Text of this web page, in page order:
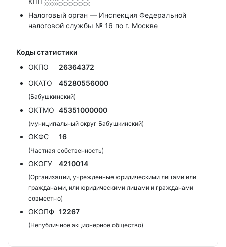
Налоговый орган — Инспекция Федеральной
налоговой службы № 16 по г. Москве
Коды статистики
ОКПО
26364372
ОКАТО
45280556000
(Бабушкинский)
ОКТМО 45351000000
(муниципальный округ Бабушкинский)
ОКФС 16
(Частная собственность)
ОКОГУ 4210014
(Организации, учрежденные юридическими лицами или
гражданами, или юридическими лицами и гражданами
совместно)
ОКОПФ 12267
(Непубличное акционерное общество)